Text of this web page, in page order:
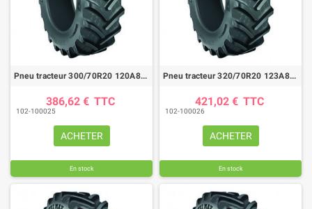
Pneu tracteur 300/70R20 120A8/B AGRIMAX RT765
386,62 € TTC
102-100025
ACHETER
En stock
Pneu tracteur 320/70R20 123A8/B AGRIMAX RT765
421,02 € TTC
102-100026
ACHETER
En stock